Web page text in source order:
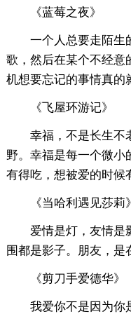
《蓝莓之夜》
一个人总要走陌生
歌，然后在某个不经意
机想要忘记的事情真的
《飞屋环游记》
幸福，不是长生不
野。幸福是每一个微小
有得吃，想被爱的时候
《当哈利遇见莎莉》
爱情是灯，友情是
围都是影子。朋友，是
《剪刀手爱德华》
我爱你不是因为你